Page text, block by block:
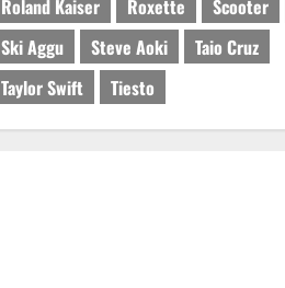
Roland Kaiser
Roxette Scooter
Ski Aggu
Steve Aoki
Taio Cruz
Taylor Swift
Tiesto